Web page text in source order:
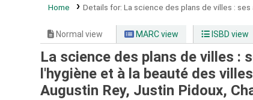
Home Details for: La science des plans de villes : ses
Normal view MARC view ISBD view
La science des plans de villes :
l'hygiène et à la beauté des
Augustin Rey, Justin Pidoux,